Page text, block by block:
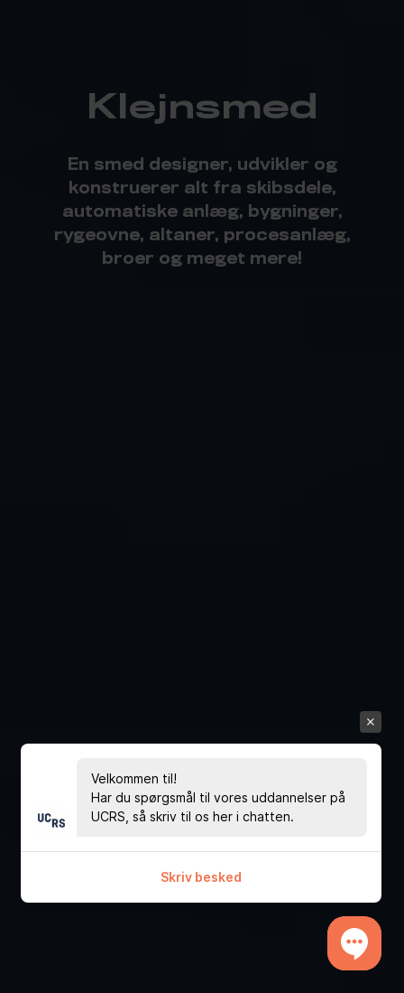
Klejn­smed
En smed designer, udvikler og
konstruerer alt fra skibsdele,
automatiske anlæg, bygninger,
rygeovne, altaner, procesanlæg,
broer og meget mere!
Velkommen til!
Har du spørgsmål til vores uddannelser på
UCRS, så skriv til os her i chatten.
Skriv besked